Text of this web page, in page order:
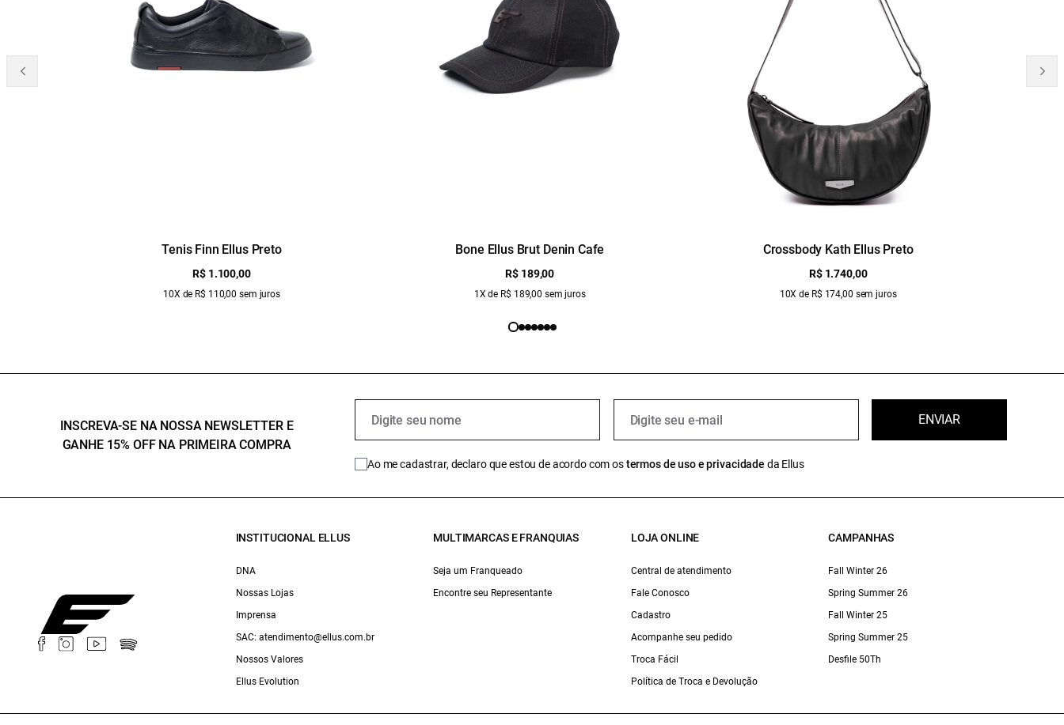
Tenis Finn Ellus Preto
R$ 1.100,00
10X de R$ 110,00 sem juros
Bone Ellus Brut Denin Cafe
R$ 189,00
1X de R$ 189,00 sem juros
Crossbody Kath Ellus Preto
R$ 1.740,00
10X de R$ 174,00 sem juros
INSCREVA-SE NA NOSSA NEWSLETTER E
GANHE 15% OFF NA PRIMEIRA COMPRA
ENVIAR
Ao me cadastrar, declaro que estou de acordo com ostermos de uso e privacidade da Ellus
INSTITUCIONAL ELLUS
DNA
Nossas Lojas
Imprensa
SAC: atendimento@ellus.com.br
Nossos Valores
Ellus Evolution
MULTIMARCAS E FRANQUIAS
Seja um Franqueado
Encontre seu Representante
LOJA ONLINE
Central de atendimento
Fale Conosco
Cadastro
Acompanhe seu pedido
Troca Fácil
Política de Troca e Devolução
CAMPANHAS
Fall Winter 26
Spring Summer 26
Fall Winter 25
Spring Summer 25
Desfile 50Th